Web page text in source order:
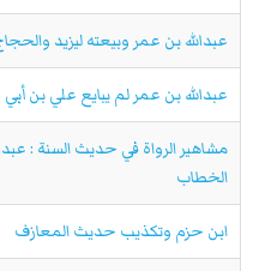
عبدالله بن عمر وبيعته ليزيد
عبدالله بن عمر لم يبايع علي بن
مشاهير الرواة في حديث السنة :
الخطاب
ابن حزم وتكذيب حديث المعازف